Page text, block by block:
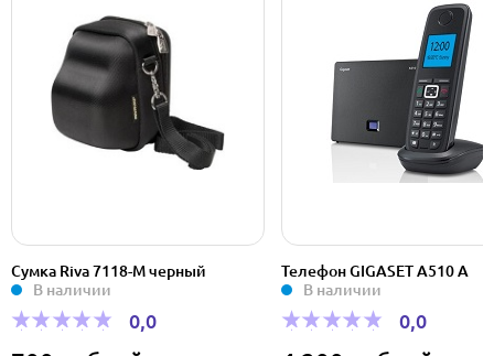
Телефон GIGASET A510 A
В наличии
0,0
Дисковод FDD TEAC 3.5″
USB 2.0 черный + cardreader
В наличии
0,0